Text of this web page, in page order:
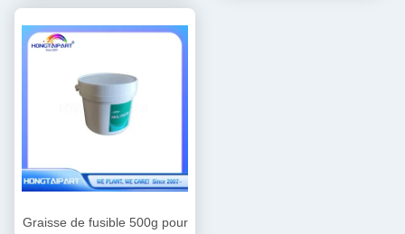
Graisse de fusible 500g pour